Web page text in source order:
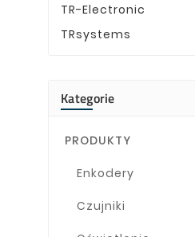
TR-Electronic
TRsystems
Kategorie
PRODUKTY
Enkodery
Czujniki